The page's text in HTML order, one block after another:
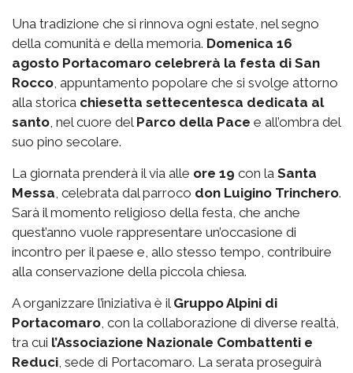
Una tradizione che si rinnova ogni estate, nel segno
della comunità e della memoria. Domenica 16
agosto Portacomaro celebrerà la festa di San
Rocco, appuntamento popolare che si svolge attorno
alla storica chiesetta settecentesca dedicata al
santo, nel cuore del Parco della Pace e all’ombra del
suo pino secolare.
La giornata prenderà il via alle ore 19 con la Santa
Messa, celebrata dal parroco don Luigino Trinchero.
Sarà il momento religioso della festa, che anche
quest’anno vuole rappresentare un’occasione di
incontro per il paese e, allo stesso tempo, contribuire
alla conservazione della piccola chiesa.
A organizzare l’iniziativa è il Gruppo Alpini di
Portacomaro, con la collaborazione di diverse realtà,
tra cui l’Associazione Nazionale Combattenti e
Reduci, sede di Portacomaro. La serata proseguirà